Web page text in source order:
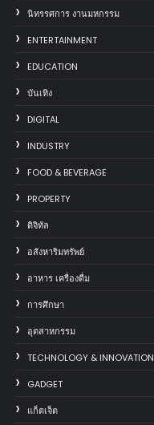
นิทรรศการ งานมหกรรม
ENTERTAINMENT
EDUCATION
บันเทิง
DIGITAL
INDUSTRY
FOOD & BEVERAGE
PROPERTY
ดิจิทัล
อสังหาริมทรัพย์
อาหาร เครื่องดื่ม
การศึกษา
อุตสาหกรรม
TECHNOLOGY & INNOVATION
GADGET
แก็ตเจ็ต